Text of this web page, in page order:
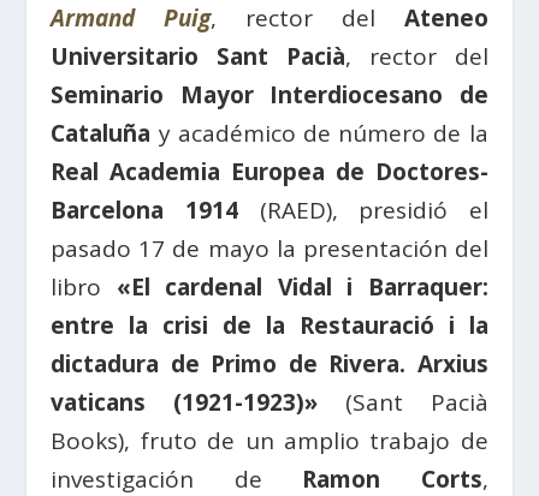
Armand Puig, rector del Ateneo
Universitario Sant Pacià, rector del
Seminario Mayor Interdiocesano de
Cataluña y académico de número de la
Real Academia Europea de Doctores-
Barcelona 1914(RAED), presidió el
pasado 17 de mayo la presentación del
libro «El cardenal Vidal i Barraquer:
entre la crisi de la Restauració i la
dictadura de Primo de Rivera. Arxius
vaticans (1921-1923)» (Sant Pacià
Books), fruto de un amplio trabajo de
investigación de Ramon Corts,